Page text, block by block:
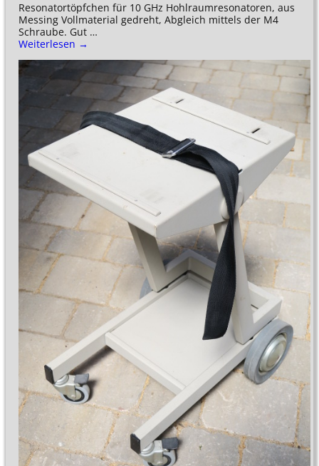
Resonatortöpfchen für 10 GHz Hohlraumresonatoren, aus
Messing Vollmaterial gedreht, Abgleich mittels der M4
Schraube. Gut …
Weiterlesen →